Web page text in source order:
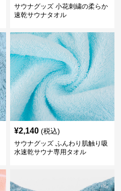
サウナグッズ 小花刺繍の柔らか
速乾サウナタオル
¥2,140 (税込)
サウナグッズ ふんわり肌触り吸
水速乾サウナ専用タオル